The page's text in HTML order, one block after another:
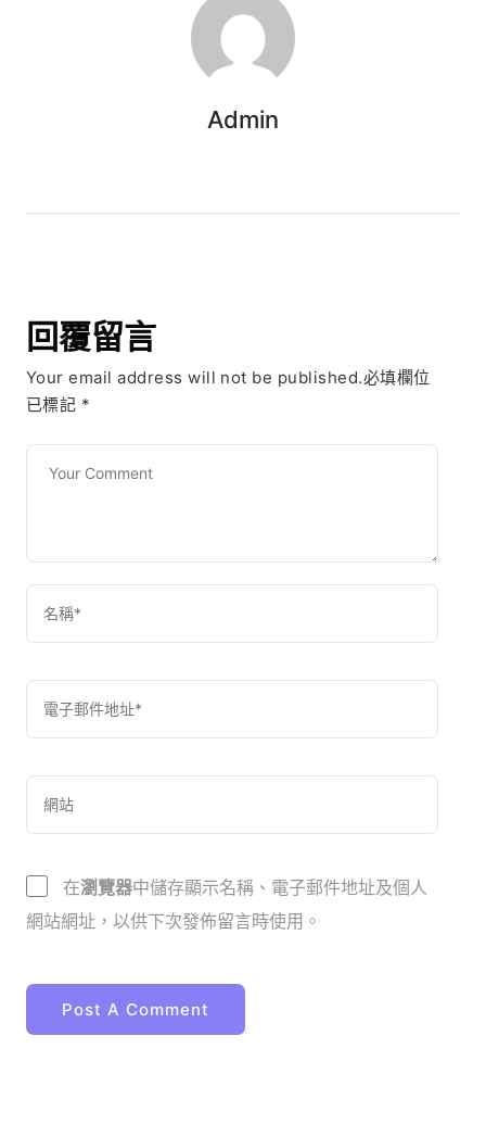
Admin
回覆留言
Your email address will not be published.必填欄位
已標記 *
在瀏覽器中儲存顯示名稱、電子郵件地址及個人
網站網址，以供下次發佈留言時使用。